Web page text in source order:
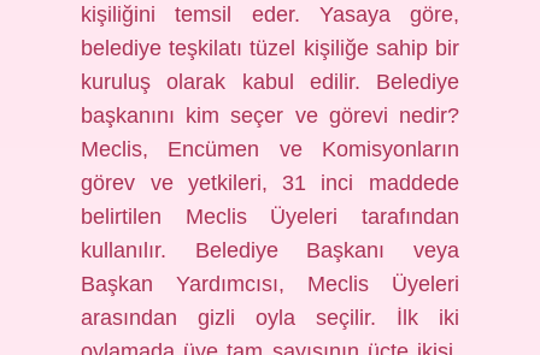
kişiliğini temsil eder. Yasaya göre,
belediye teşkilatı tüzel kişiliğe sahip bir
kuruluş olarak kabul edilir. Belediye
başkanını kim seçer ve görevi nedir?
Meclis, Encümen ve Komisyonların
görev ve yetkileri, 31 inci maddede
belirtilen Meclis Üyeleri tarafından
kullanılır. Belediye Başkanı veya
Başkan Yardımcısı, Meclis Üyeleri
arasından gizli oyla seçilir. İlk iki